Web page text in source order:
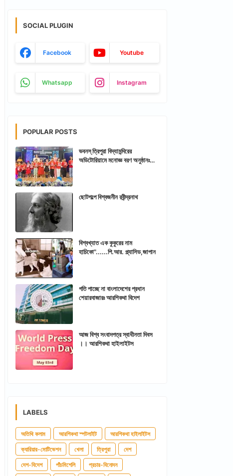
SOCIAL PLUGIN
Facebook Youtube
Whatsapp Instagram
POPULAR POSTS
ভবনস্ ত্রিপুরা বিদ্যামন্দিরের
অডিটোরিয়ামে মনোজ্ঞ বরণ অনুষ্ঠানঃ
ছোটগল্পে বিশ্বজনীন রবীন্দ্রনাথ
বিশ্বখ্যাত এক কুকুরের নাম
হাচিকো"......পি.আর. প্ল্যাসিড,জাপান
গতি পাচ্ছে না বাংলাদেশের প্রধান
শেয়ারবাজারঃ আরশিকথা বিদেশ
আজ বিশ্ব সংবাদপত্র স্বাধীনতা দিবস
।। আরশিকথা হাইলাইটস
LABELS
অতিথি কলাম আরশিকথা স্পটলাইট আরশিকথা হাইলাইটস
ক্যারিয়ার-মোটিভেশন খেলা ত্রিপুরা দেশ
দেশ-বিদেশ পাঁচমিশেলি প্রচার-বিনোদন